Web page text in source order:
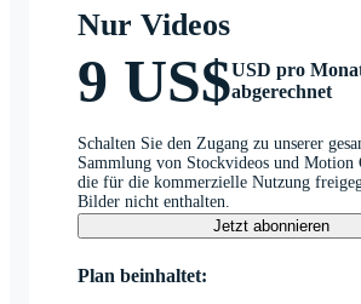
Nur Videos
9 US$USD pro
abgerechnet
Schalten Sie den Zugang zu unserer
Sammlung von Stockvideos und Motion
die für die kommerzielle Nutzung
Bilder nicht enthalten.
Jetzt abonnieren
Plan beinhaltet: